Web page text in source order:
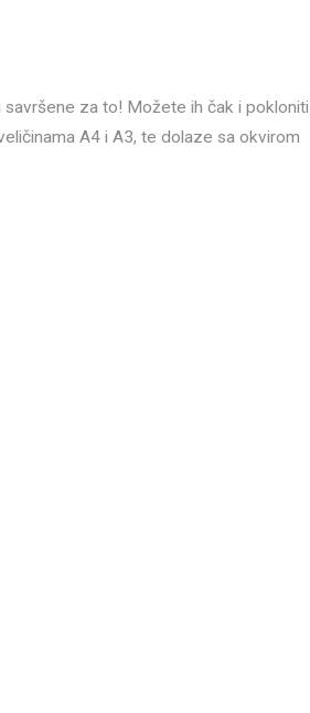
za to! Možete ih čak i pokloniti
A4 i A3, te dolaze sa okvirom